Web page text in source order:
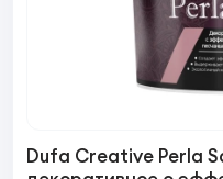
Dufa Creative Perla